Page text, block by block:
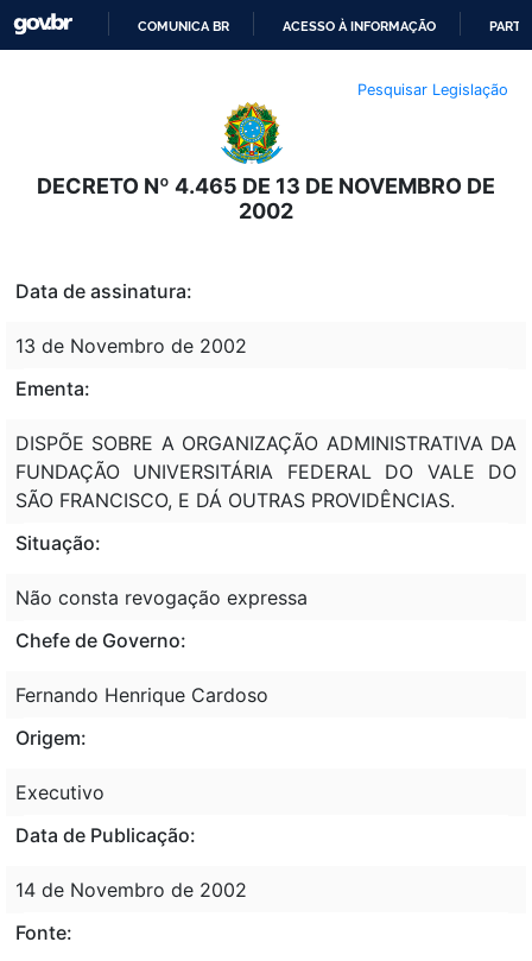
O
CONTEÚDO
COMUNICA BR ACESSO À INFORMAÇÃO
Pesquisar Legislação
DECRETO Nº 4.465 DE 13 DE NOVEMBRO DE
2002
Data de assinatura:
13 de Novembro de 2002
Ementa:
DISPÕE SOBRE A ORGANIZAÇÃO ADMINISTRATIVA DA
FUNDAÇÃO UNIVERSITÁRIA FEDERAL DO VALE DO
SÃO FRANCISCO, E DÁ OUTRAS PROVIDÊNCIAS.
Situação:
Não consta revogação expressa
Chefe de Governo:
Fernando Henrique Cardoso
Origem:
Executivo
Data de Publicação:
14 de Novembro de 2002
Fonte: